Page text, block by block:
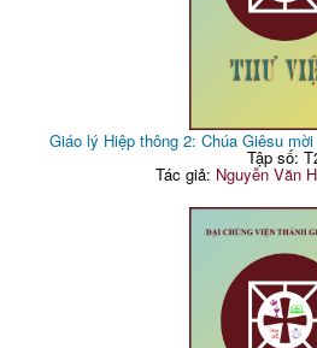
Giáo lý Hiệp thông 2: Chúa Giêsu
Tập số:
Tác giả: Nguyễn Văn